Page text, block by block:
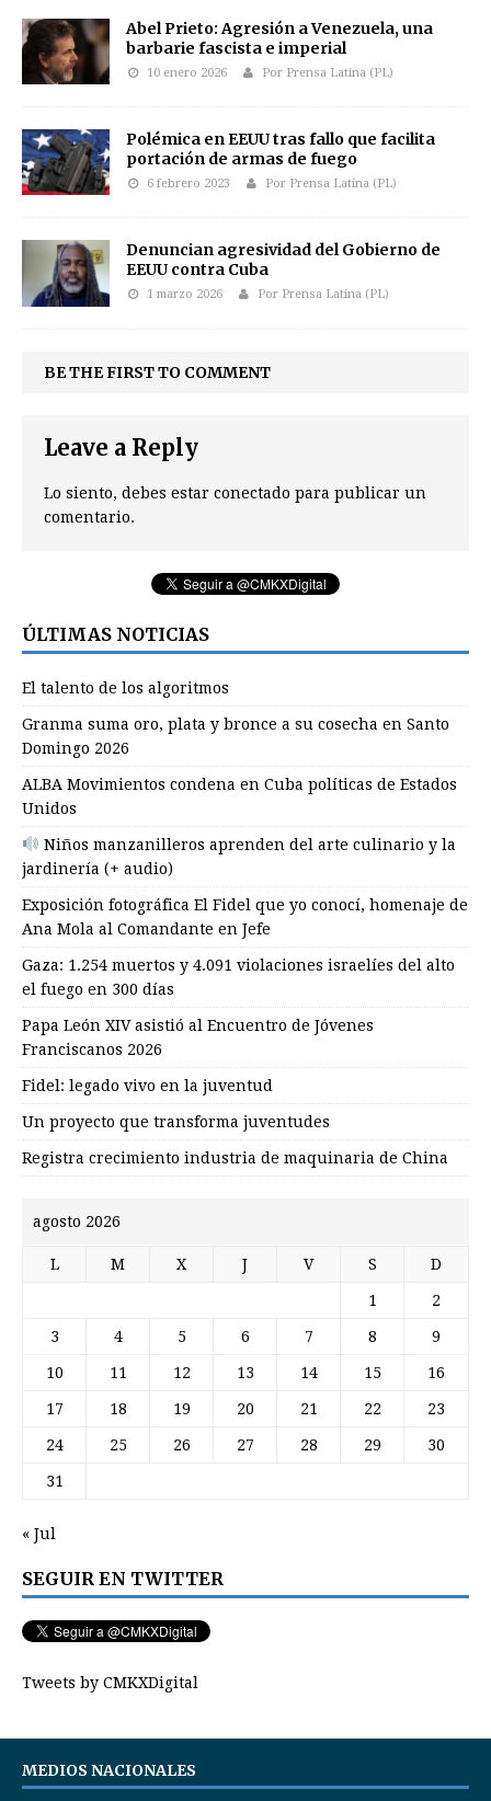
Abel Prieto: Agresión a Venezuela, una
barbarie fascista e imperial
10 enero 2026 Por Prensa Latina (PL)
Polémica en EEUU tras fallo que facilita
portación de armas de fuego
6 febrero 2023 Por Prensa Latina (PL)
Denuncian agresividad del Gobierno de
EEUU contra Cuba
1 marzo 2026 Por Prensa Latina (PL)
BE THE FIRST TO COMMENT
Leave a Reply
Lo siento, debes estar conectado para publicar un
comentario.
ÚLTIMAS NOTICIAS
El talento de los algoritmos
Granma suma oro, plata y bronce a su cosecha en Santo
Domingo 2026
ALBA Movimientos condena en Cuba políticas de Estados
Unidos
Niños manzanilleros aprenden del arte culinario y la
jardinería (+ audio)
Exposición fotográfica El Fidel que yo conocí, homenaje de
Ana Mola al Comandante en Jefe
Gaza: 1.254 muertos y 4.091 violaciones israelíes del alto
el fuego en 300 días
Papa León XIV asistió al Encuentro de Jóvenes
Franciscanos 2026
Fidel: legado vivo en la juventud
Un proyecto que transforma juventudes
Registra crecimiento industria de maquinaria de China
agosto 2026
L M X J V S D
1 2
3 4 5 6 7 8 9
10 11 12 13 14 15 16
17 18 19 20 21 22 23
24 25 26 27 28 29 30
31
« Jul
SEGUIR EN TWITTER
Tweets by CMKXDigital
MEDIOS NACIONALES